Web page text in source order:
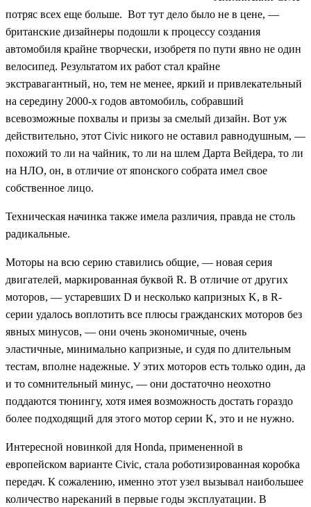
потряс всех еще больше. Вот тут дело было не в цене, —
британские дизайнеры подошли к процессу создания
автомобиля крайне творчески, изобретя по пути явно не один
велосипед. Результатом их работ стал крайне
экстравагантный, но, тем не менее, яркий и привлекательный
на середину 2000-х годов автомобиль, собравший
всевозможные похвалы и призы за смелый дизайн. Вот уж
действительно, этот Civic никого не оставил равнодушным, —
похожий то ли на чайник, то ли на шлем Дарта Вейдера, то ли
на НЛО, он, в отличие от японского собрата имел свое
собственное лицо.
Техническая начинка также имела различия, правда не столь
радикальные.
Моторы на всю серию ставились общие, — новая серия
двигателей, маркированная буквой R. В отличие от других
моторов, — устаревших D и несколько капризных K, в R-
серии удалось воплотить все плюсы гражданских моторов без
явных минусов, — они очень экономичные, очень
эластичные, минимально капризные, и судя по длительным
тестам, вполне надежные. У этих моторов есть только один, да
и то сомнительный минус, — они достаточно неохотно
поддаются тюнингу, хотя имея возможность достать гораздо
более подходящий для этого мотор серии K, это и не нужно.
Интересной новинкой для Honda, примененной в
европейском варианте Civic, стала роботизированная коробка
передач. К сожалению, именно этот узел вызывал наибольшее
количество нареканий в первые годы эксплуатации. В